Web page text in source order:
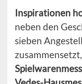
Inspirationen
neben den
sieben
zusammensetzt,